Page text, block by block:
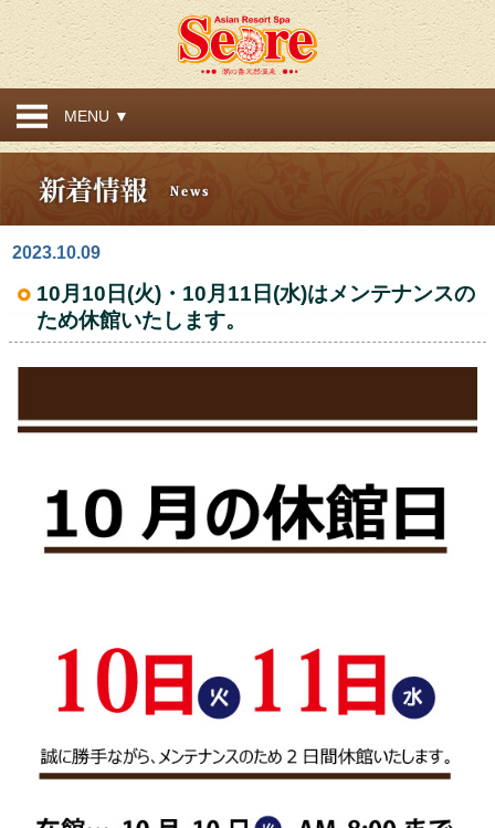
MENU ▼
2023.10.09
10月10日(火)・10月11日(水)はメンテナンスの
ため休館いたします。